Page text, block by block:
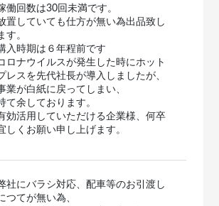
働回数は30回未満です。
置していても仕方が無い為出品致し
す。
入時期は６年程前です
ロナウイルスが発生した時にホット
レスを先代社長が導入しましたが、
業が白紙に戻ってしまい、
て余しております。
効活用していただける企業様、何卒
しくお願い申し上げます。
社にバラシ対応、配車等のお引渡し
つてが無い為、